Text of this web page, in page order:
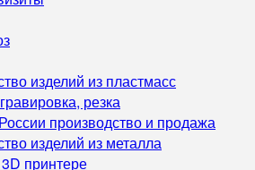
изделий из пластмасс
резка
производство и продажа
изделий из металла
принтере